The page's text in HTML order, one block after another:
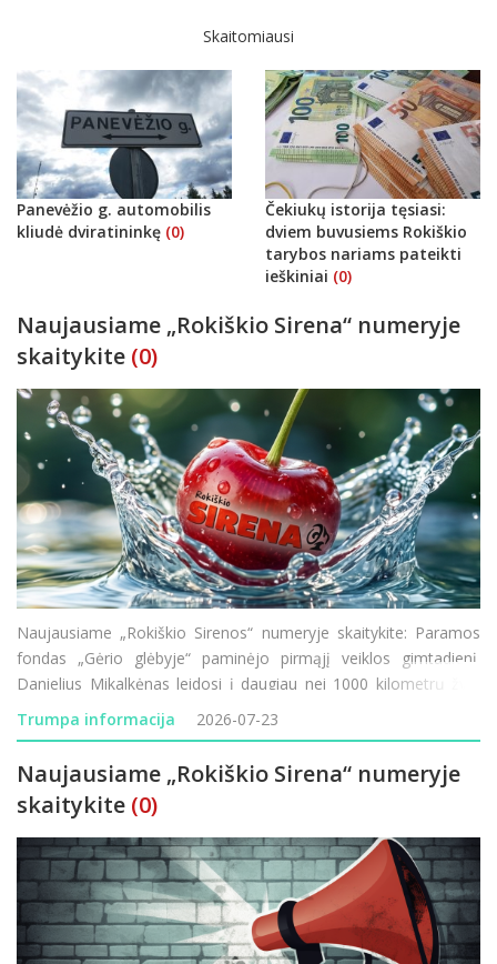
Skaitomiausi
Panevėžio g. automobilis
kliudė dviratininkę (0)
Čekiukų istorija tęsiasi:
dviem buvusiems Rokiškio
tarybos nariams pateikti
ieškiniai (0)
Naujausiame „Rokiškio Sirena“ numeryje
skaitykite (0)
Naujausiame „Rokiškio Sirenos“ numeryje skaitykite: Paramos
fondas „Gėrio glėbyje“ paminėjo pirmąjį veiklos gimtadienį.
Danielius Mikalkėnas leidosi į daugiau nei 1000 kilometrų žygį
pėsčiomis aplink Lietuvą. Prasideda Rokiškio ligoninės
modernizacija &ndas
Trumpa informacija 2026-07-23
Naujausiame „Rokiškio Sirena“ numeryje
skaitykite (0)